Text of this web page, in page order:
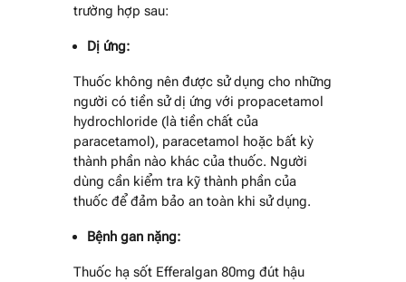
trường hợp sau:
Dị ứng:
Thuốc không nên được sử dụng cho những
người có tiền sử dị ứng với propacetamol
hydrochloride (là tiền chất của
paracetamol), paracetamol hoặc bất kỳ
thành phần nào khác của thuốc. Người
dùng cần kiểm tra kỹ thành phần của
thuốc để đảm bảo an toàn khi sử dụng.
Bệnh gan nặng:
Thuốc hạ sốt Efferalgan 80mg đút hậu